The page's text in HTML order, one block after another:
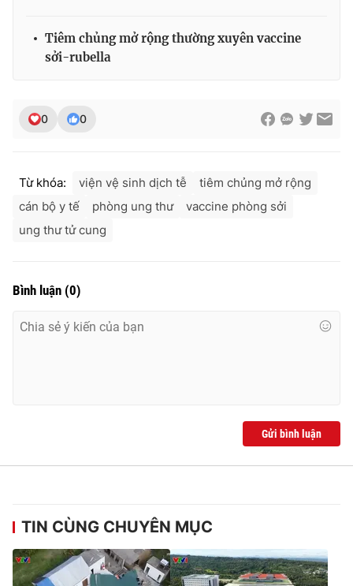
Cơ quan chủ quản:
Giấy phép hoạt động báo in và báo điện tử số 483/GP-BTTTT
Phó Tổng Biên tập:
Tiêm chủng mở rộng thường xuyên vaccine
sởi-rubella
0 0
Từ khóa: viện vệ sinh dịch tễ
tiêm chủng mở rộng
cán bộ y tế
phòng ung thư
vaccine phòng sởi
ung thư tử cung
Bình luận (0)
Gửi bình luận
TIN CÙNG CHUYÊN MỤC